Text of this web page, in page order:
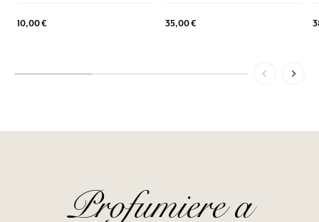
10,00 € 35,00 €
Profumiere a